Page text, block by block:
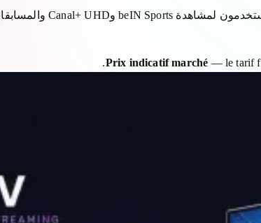
Prix indicatif marché — le tarif